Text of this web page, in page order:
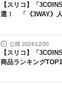
【スリコ】「
選！ 「《3WAY》
公開 2024/12/20
【スリコ】「
商品ランキング